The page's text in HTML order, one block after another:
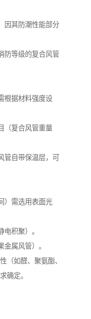
因其防潮性能部分
防等级的复合风管
根据材料强度设
（复合风管重量
管自带保温层，可
）需选用表面光
电积聚）。
属风管）。
（如醛、聚氨酯、
确定。